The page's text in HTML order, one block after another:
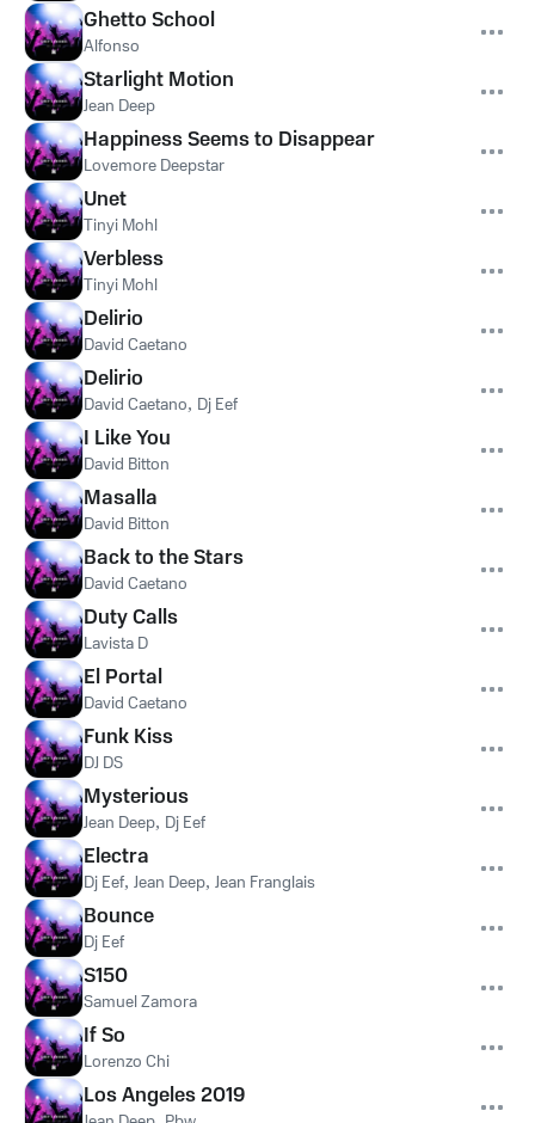
Ghetto School
Alfonso
Starlight Motion
Jean Deep
Happiness Seems to Disappear
Lovemore Deepstar
Unet
Tinyi Mohl
Verbless
Tinyi Mohl
Delirio
David Caetano
Delirio
David Caetano, Dj Eef
I Like You
David Bitton
Masalla
David Bitton
Back to the Stars
David Caetano
Duty Calls
Lavista D
El Portal
David Caetano
Funk Kiss
DJ DS
Mysterious
Jean Deep, Dj Eef
Electra
Dj Eef, Jean Deep, Jean Franglais
Bounce
Dj Eef
S150
Samuel Zamora
If So
Lorenzo Chi
Los Angeles 2019